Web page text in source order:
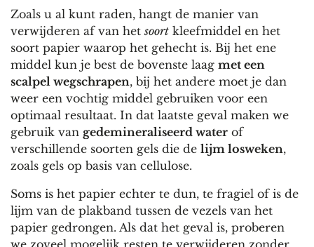
Zoals u al kunt raden, hangt de manier van
verwijderen af van hetsoort kleefmiddel en het
soort papier waarop het gehecht is. Bij het ene
middel kun je best de bovenste laag met een
scalpel wegschrapen, bij het andere moet je dan
weer een vochtig middel gebruiken voor een
optimaal resultaat. In dat laatste geval maken we
gebruik van gedemineraliseerd water of
verschillende soorten gels die de lijm losweken,
zoals gels op basis van cellulose.
Soms is het papier echter te dun, te fragiel of is de
lijm van de plakband tussen de vezels van het
papier gedrongen. Als dat het geval is, proberen
we zoveel mogelijk resten te verwijderen zonder